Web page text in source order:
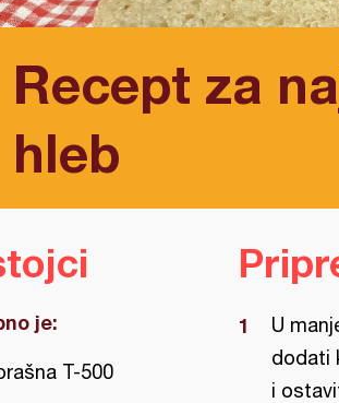
Recept za
hleb
je:
T-500
U
dodati
i